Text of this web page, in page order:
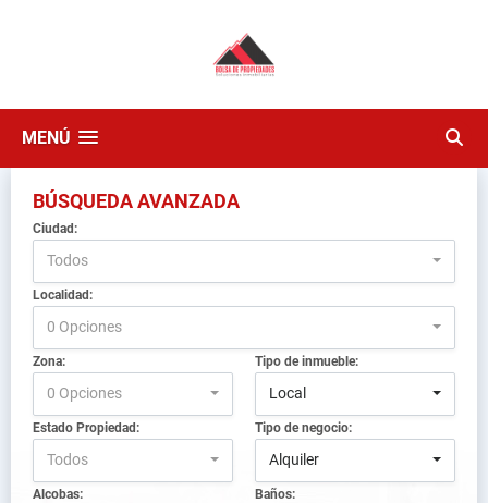
MENÚ
BÚSQUEDA AVANZADA
Ciudad:
Todos
Localidad:
0 Opciones
Zona:
0 Opciones
Tipo de inmueble:
Local
Estado Propiedad:
Todos
Tipo de negocio:
Alquiler
Alcobas: Baños: